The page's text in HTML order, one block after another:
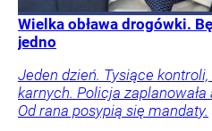
Wielka obława drogówki.
jedno
Jeden dzień. Tysiące
karnych. Policja
Od rana posypią się mandaty.